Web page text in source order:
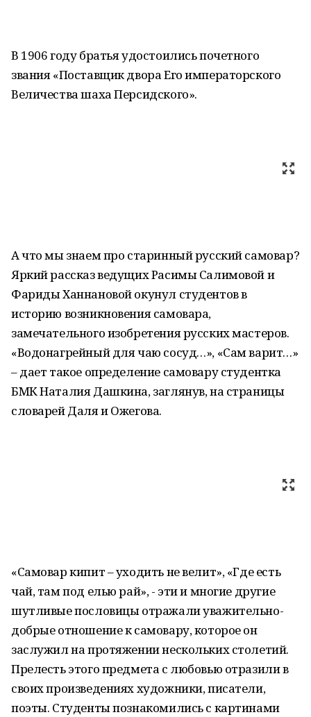
В 1906 году братья удостоились почетного
звания «Поставщик двора Его императорского
Величества шаха Персидского».
А что мы знаем про старинный русский самовар?
Яркий рассказ ведущих Расимы Салимовой и
Фариды Ханнановой окунул студентов в
историю возникновения самовара,
замечательного изобретения русских мастеров.
«Водонагрейный для чаю сосуд…», «Сам варит…»
– дает такое определение самовару студентка
БМК Наталия Дашкина, заглянув, на страницы
словарей Даля и Ожегова.
«Самовар кипит – уходить не велит», «Где есть
чай, там под елью рай», - эти и многие другие
шутливые пословицы отражали уважительно-
добрые отношение к самовару, которое он
заслужил на протяжении нескольких столетий.
Прелесть этого предмета с любовью отразили в
своих произведениях художники, писатели,
поэты. Студенты познакомились с картинами